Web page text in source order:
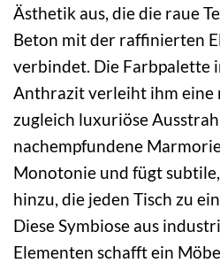
Ästhetik aus, die die raue
Beton mit der raffinierten
verbindet. Die Farbpalette
Anthrazit verleiht ihm eine
zugleich luxuriöse
nachempfundene
Monotonie und fügt
hinzu, die jeden Tisch zu
Diese Symbiose aus
Elementen schafft ein